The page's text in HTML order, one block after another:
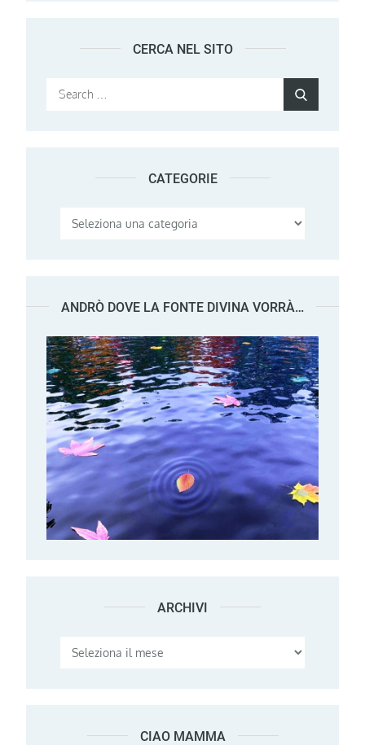
CERCA NEL SITO
Search
CATEGORIE
Categorie
ANDRÒ DOVE LA FONTE DIVINA VORRÀ…
ARCHIVI Archivi
CIAO MAMMA